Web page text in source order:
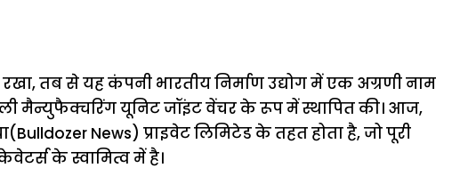
तब से यह कंपनी भारतीय निर्माण उद्योग में एक अग्रणी नाम
मैन्युफैक्चरिंग यूनिट जॉइंट वेंचर के रूप में स्थापित की। आज,
News) प्राइवेट लिमिटेड के तहत होता है, जो पूरी
के स्वामित्व में है।